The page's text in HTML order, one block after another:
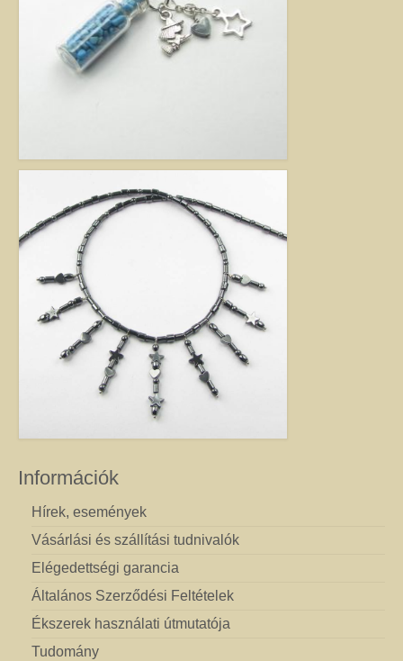
Jó tanácsok babalánchoz
Virág ékszer
ismerősének, személyesebbé teheti Virág ékszerrel.
Információk
Hírek, események
Vásárlási és szállítási tudnivalók
Elégedettségi garancia
Általános Szerződési Feltételek
Ékszerek használati útmutatója
Tudomány